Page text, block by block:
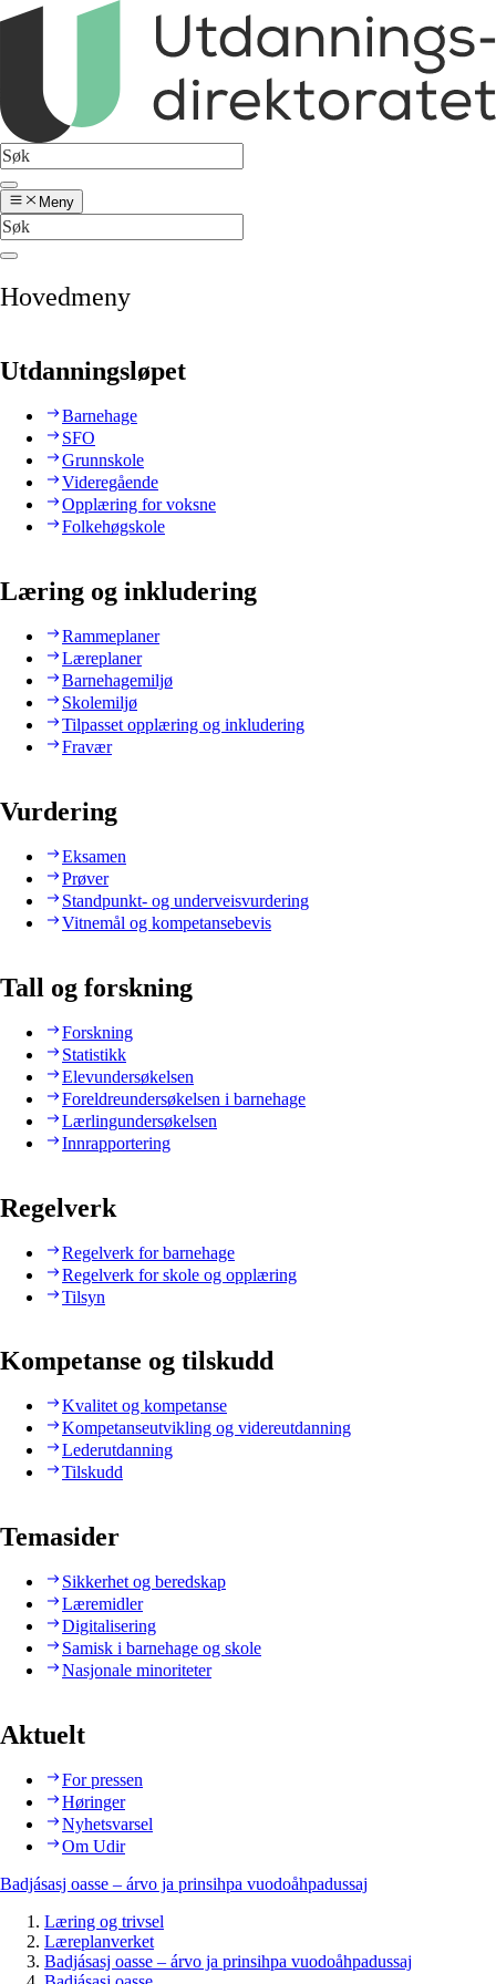
Meny
Hovedmeny
Utdanningsløpet
Barnehage
SFO
Grunnskole
Videregående
Opplæring for voksne
Folkehøgskole
Læring og inkludering
Rammeplaner
Læreplaner
Barnehagemiljø
Skolemiljø
Tilpasset opplæring og inkludering
Fravær
Vurdering
Eksamen
Prøver
Standpunkt- og underveisvurdering
Vitnemål og kompetansebevis
Tall og forskning
Forskning
Statistikk
Elevundersøkelsen
Foreldreundersøkelsen i barnehage
Lærlingundersøkelsen
Innrapportering
Regelverk
Regelverk for barnehage
Regelverk for skole og opplæring
Tilsyn
Kompetanse og tilskudd
Kvalitet og kompetanse
Kompetanseutvikling og videreutdanning
Lederutdanning
Tilskudd
Temasider
Sikkerhet og beredskap
Læremidler
Digitalisering
Samisk i barnehage og skole
Nasjonale minoriteter
Aktuelt
For pressen
Høringer
Nyhetsvarsel
Om Udir
Badjásasj oasse – árvo ja prinsihpa vuodoåhpadussaj
Læring og trivsel
Læreplanverket
Badjásasj oasse – árvo ja prinsihpa vuodoåhpadussaj